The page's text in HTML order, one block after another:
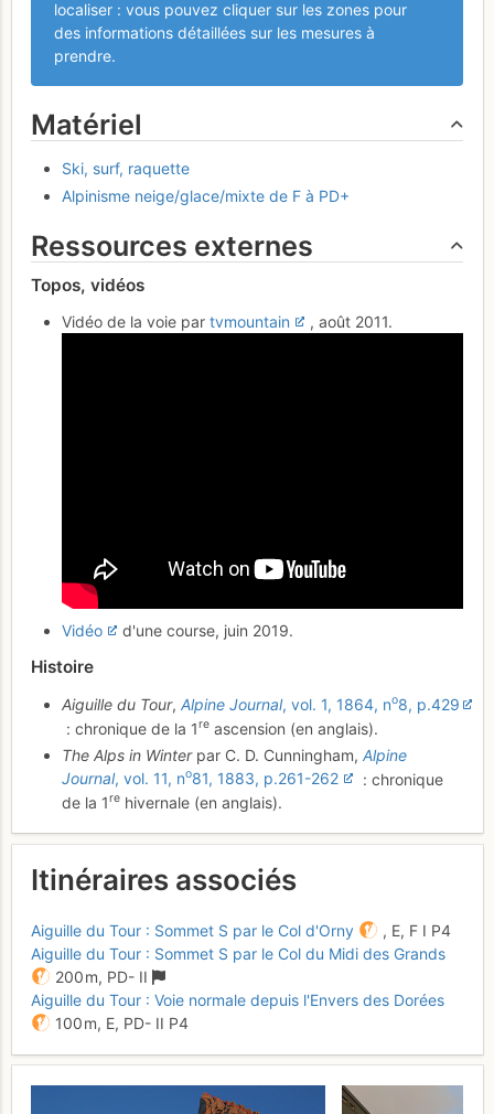
localiser : vous pouvez cliquer sur les zones pour
des informations détaillées sur les mesures à
prendre.
Matériel
Ski, surf, raquette
Alpinisme neige/glace/mixte de F à PD+
Ressources externes
Topos, vidéos
Vidéo de la voie par tvmountain , août 2011.
Vidéo d'une course, juin 2019.
Histoire
Aiguille du Tour, Alpine Journal, vol. 1, 1864, no8, p.429
: chronique de la 1re ascension (en anglais).
The Alps in Winterpar C. D. Cunningham, Alpine
Journal, vol. 11, no81, 1883, p.261-262
: chronique
de la 1re hivernale (en anglais).
Itinéraires associés
Aiguille du Tour : Sommet S par le Col d'Orny , E, F I P4
Aiguille du Tour : Sommet S par le Col du Midi des Grands
200 m, PD- II
Aiguille du Tour : Voie normale depuis l'Envers des Dorées
100 m, E, PD- II P4